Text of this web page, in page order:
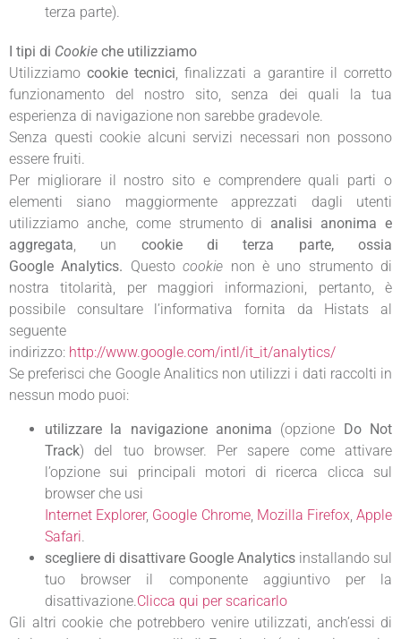
terza parte).
I tipi di Cookie che utilizziamo
Utilizziamocookie tecnici , finalizzati a garantire il corretto
funzionamento del nostro sito, senza dei quali la tua
esperienza di navigazione non sarebbe gradevole.
Senza questi cookie alcuni servizi necessari non possono
essere fruiti.
Per migliorare il nostro sito e comprendere quali parti o
elementi siano maggiormente apprezzati dagli utenti
utilizziamo anche, come strumento di analisi anonima e
aggregata , un cookie di terza parte, ossia
Google Analytics. Questocookie non è uno strumento di
nostra titolarità, per maggiori informazioni, pertanto, è
possibile consultare l’informativa fornita da Histats al
seguente
indirizzo: http://www.google.com/intl/it_it/analytics/
Se preferisci che Google Analitics non utilizzi i dati raccolti in
nessun modo puoi:
utilizzare la navigazione anonima (opzione Do Not
Track) del tuo browser. Per sapere come attivare
l’opzione sui principali motori di ricerca clicca sul
browser che usi
Internet Explorer, Google Chrome, Mozilla Firefox,Apple
Safari.
scegliere di disattivare Google Analytics installando sul
tuo browser il componente aggiuntivo per la
disattivazione.Clicca qui per scaricarlo
Gli altri cookie che potrebbero venire utilizzati, anch’essi di